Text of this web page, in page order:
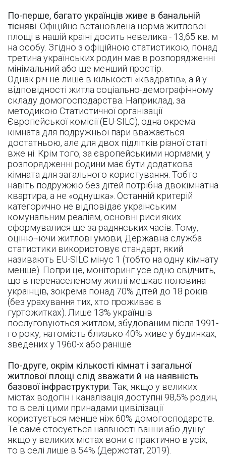
По-перше, багато українців живе в банальній
тісняві . Офіційно встановлена норма житлової
площі в нашій країні досить невелика - 13,65 кв. м
на особу. Згідно з офіційною статистикою, понад
третина українських родин має в розпорядженні
мінімальний або ще менший простір.
Однак річ не лише в кількості «квадратів», а й у
відповідності житла соціально-демографічному
складу домогосподарства. Наприклад, за
методикою Статистичної організації
Європейської комісії (EU-SILC), одна окрема
кімната для подружньої пари вважається
достатньою, але для двох підлітків різної статі
вже ні. Крім того, за європейськими нормами, у
розпорядженні родини має бути додаткова
кімната для загального користування. Тобто
навіть подружжю без дітей потрібна двокімнатна
квартира, а не «однушка». Останній критерій
категорично не відповідає українським
комунальним реаліям, основні риси яких
сформувалися ще за радянських часів. Тому,
оціню¬ючи житлові умови, Державна служба
статистики використовує стандарт, який
називають EU-SILC мінус 1 (тобто на одну кімнату
менше). Попри це, моніторинг усе одно свідчить,
що в перенаселеному житлі мешкає половина
українців, зокрема понад 70% дітей до 18 років
(без урахування тих, хто проживає в
гуртожитках). Лише 13% українців
послуговуються житлом, збудованим після 1991-
го року, натомість близько 40% живе у будинках,
зведених у 1960-х або раніше
По-друге, окрім кількості кімнат і загальної
житлової площі слід зважати й на наявність
базової інфраструктури . Так, якщо у великих
містах водогін і каналізація доступні 98,5% родин,
то в селі цими принадами цивілізації
користується менше ніж 60% домогосподарств.
Те саме стосується наявності ванни або душу:
якщо у великих містах вони є практично в усіх,
то в селі лише в 54% (Держстат, 2019).